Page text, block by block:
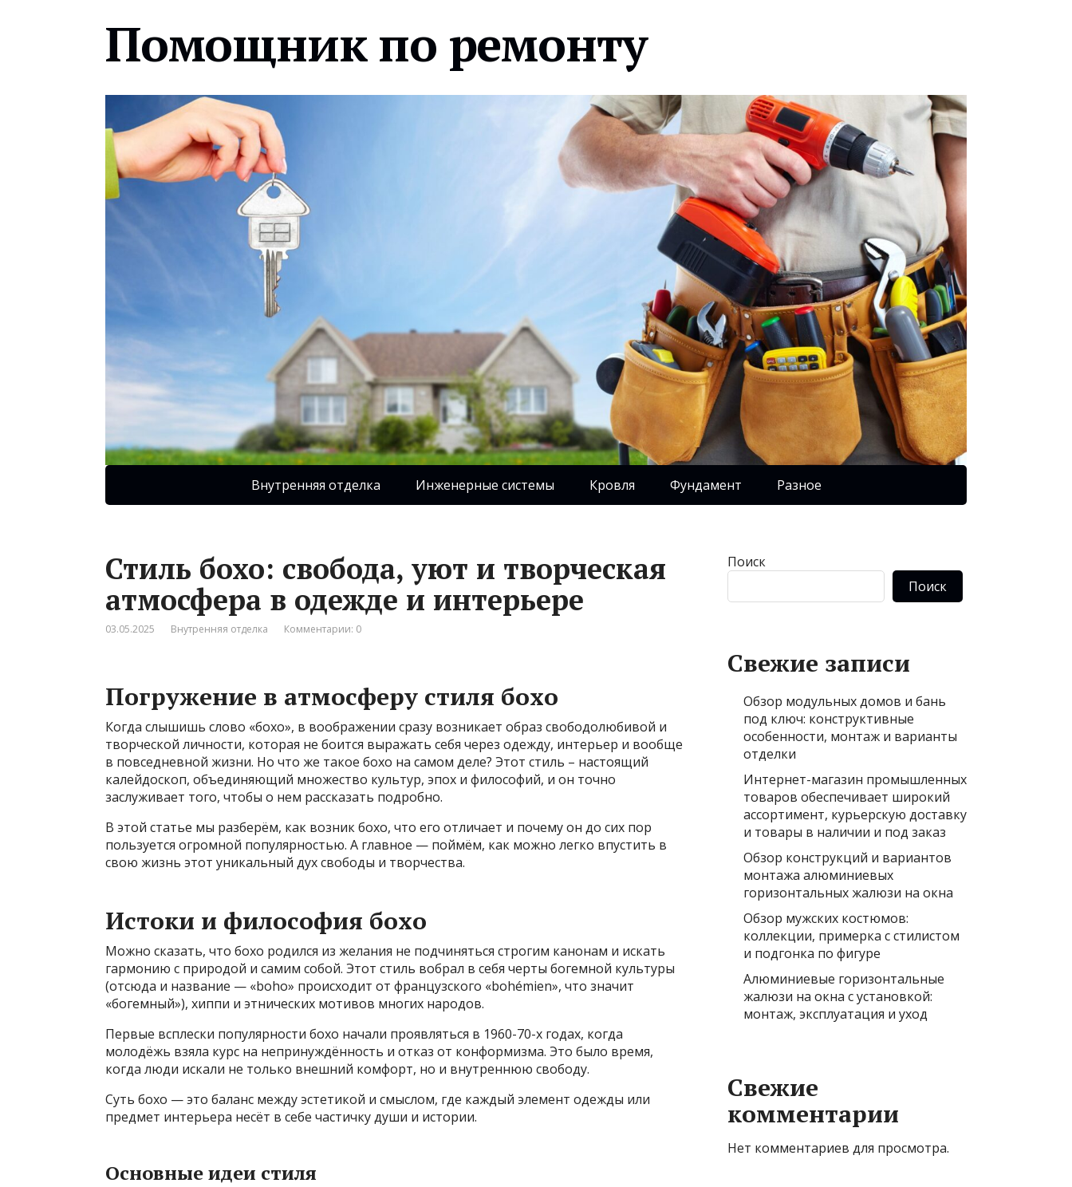
Помощник по ремонту
Внутренняя отделка Инженерные системы Кровля Фундамент Разное
Стиль бохо: свобода, уют и творческая
атмосфера в одежде и интерьере
03.05.2025 Внутренняя отделка Комментарии: 0
Погружение в атмосферу стиля бохо
Когда слышишь слово «бохо», в воображении сразу возникает образ свободолюбивой и
творческой личности, которая не боится выражать себя через одежду, интерьер и вообще
в повседневной жизни. Но что же такое бохо на самом деле? Этот стиль – настоящий
калейдоскоп, объединяющий множество культур, эпох и философий, и он точно
заслуживает того, чтобы о нем рассказать подробно.
В этой статье мы разберём, как возник бохо, что его отличает и почему он до сих пор
пользуется огромной популярностью. А главное — поймём, как можно легко впустить в
свою жизнь этот уникальный дух свободы и творчества.
Истоки и философия бохо
Можно сказать, что бохо родился из желания не подчиняться строгим канонам и искать
гармонию с природой и самим собой. Этот стиль вобрал в себя черты богемной культуры
(отсюда и название — «boho» происходит от французского «bohémien», что значит
«богемный»), хиппи и этнических мотивов многих народов.
Первые всплески популярности бохо начали проявляться в 1960-70-х годах, когда
молодёжь взяла курс на непринуждённость и отказ от конформизма. Это было время,
когда люди искали не только внешний комфорт, но и внутреннюю свободу.
Суть бохо — это баланс между эстетикой и смыслом, где каждый элемент одежды или
предмет интерьера несёт в себе частичку души и истории.
Основные идеи стиля
Поиск
Поиск
Свежие записи
Обзор модульных домов и бань
под ключ: конструктивные
особенности, монтаж и варианты
отделки
Интернет-магазин промышленных
товаров обеспечивает широкий
ассортимент, курьерскую доставку
и товары в наличии и под заказ
Обзор конструкций и вариантов
монтажа алюминиевых
горизонтальных жалюзи на окна
Обзор мужских костюмов:
коллекции, примерка с стилистом
и подгонка по фигуре
Алюминиевые горизонтальные
жалюзи на окна с установкой:
монтаж, эксплуатация и уход
Свежие
комментарии
Нет комментариев для просмотра.